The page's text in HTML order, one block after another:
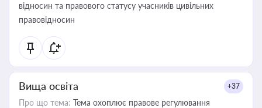
відносин та правового статусу учасників цивільних
правовідносин
Вища освіта +37
Про що тема: Тема охоплює правове регулювання